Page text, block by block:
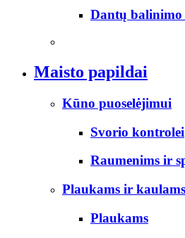
Dantų balinimo
Maisto papildai
Kūno puoselėjimui
Svorio kontrolei
Raumenims ir
Plaukams ir kaulams
Plaukams